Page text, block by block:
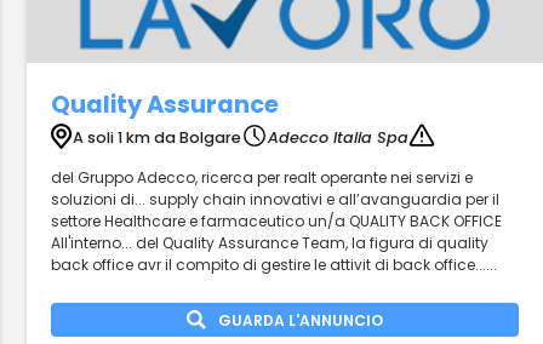
Quality Assurance
A soli 1 km da Bolgare
Adecco Italia Spa
del Gruppo Adecco, ricerca per realt operante nei servizi e
soluzioni di... supply chain innovativi e all’avanguardia per il
settore Healthcare e farmaceutico un/a QUALITY BACK OFFICE
All'interno... del Quality Assurance Team, la figura di quality
back office avr il compito di gestire le attivit di back office......
GUARDA L'ANNUNCIO